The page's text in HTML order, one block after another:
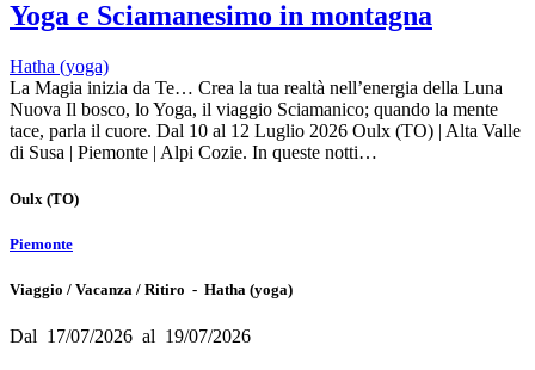
Yoga e Sciamanesimo in montagna
Hatha (yoga)
La Magia inizia da Te… Crea la tua realtà nell’energia della Luna
Nuova Il bosco, lo Yoga, il viaggio Sciamanico; quando la mente
tace, parla il cuore. Dal 10 al 12 Luglio 2026 Oulx (TO) | Alta Valle
di Susa | Piemonte | Alpi Cozie. In queste notti…
Oulx (TO)
Piemonte
Viaggio / Vacanza / Ritiro - Hatha (yoga)
Dal 17/07/2026 al 19/07/2026